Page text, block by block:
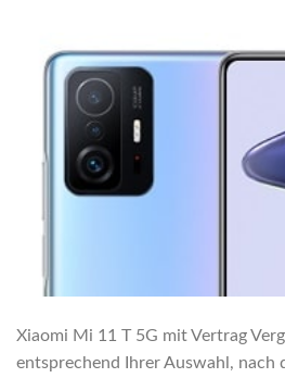
Xiaomi Mi 11 T 5G mit Vertrag
entsprechend Ihrer Auswahl, nach